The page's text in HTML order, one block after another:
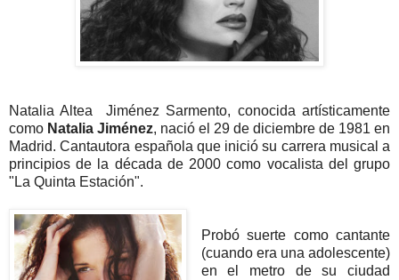
Natalia Altea Jiménez Sarmento, conocida artísticamente
como Natalia Jiménez, nació el 29 de diciembre de 1981 en
Madrid. Cantautora española que inició su carrera musical a
principios de la década de 2000 como vocalista del grupo
"La Quinta Estación".
Probó suerte como cantante
(cuando era una adolescente)
en el metro de su ciudad